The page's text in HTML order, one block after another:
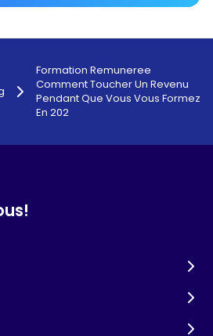
Formation Remuneree
Comment Toucher Un Revenu
Pendant Que Vous Vous Formez
En 202